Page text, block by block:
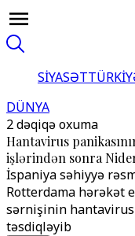
SİYASƏT
DÜNYA
2 dəqiqə oxuma
Hantavirus
işlərindən sonra
İspaniya səhiyyə
Rotterdama hərəkət
sərnişinin hantavirus
təsdiqləyib